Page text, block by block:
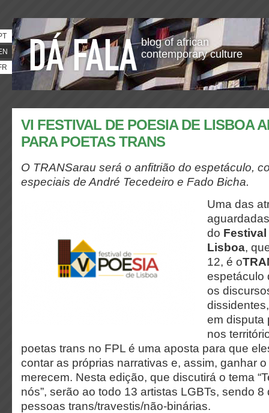
blog of african
contemporary culture
VI FESTIVAL DE POESIA DE LISBOA
PARA POETAS TRANS
O TRANSarau será o anfitrião do espetáculo,
especiais de André Tecedeiro e Fado Bicha.
Uma das
do
Lisboa,
12, é o
espetáculo
os
em disputa
nos
poetas trans no FPL é uma aposta para que
contar as próprias narrativas e, assim, ganhar
merecem. Nesta edição, que discutirá o tema
nós”, serão ao todo 13 artistas LGBTs, sendo 8
pessoas trans/travestis/não-binárias.